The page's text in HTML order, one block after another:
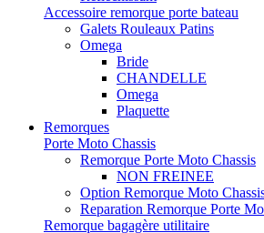
Accessoire remorque porte bateau
Galets Rouleaux Patins
Omega
Bride
CHANDELLE
Omega
Plaquette
Remorques
Porte Moto Chassis
Remorque Porte Moto Chassis
NON FREINEE
Option Remorque Moto
Reparation Remorque Porte
Remorque bagagère utilitaire